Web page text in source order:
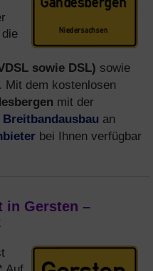
sowie DSL) sowie
Mit dem kostenlosen
mit der
Breitbandausbau an
bei Ihnen verfügbar
in Gersten –